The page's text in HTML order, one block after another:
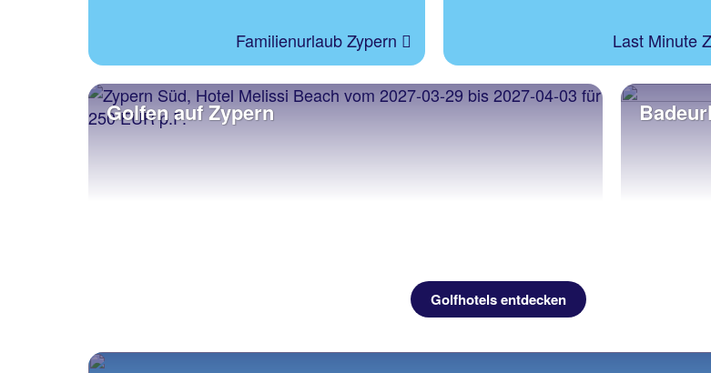
Familienurlaub Zypern Last Minute
Golfen auf Zypern
Golfhotels entdecken